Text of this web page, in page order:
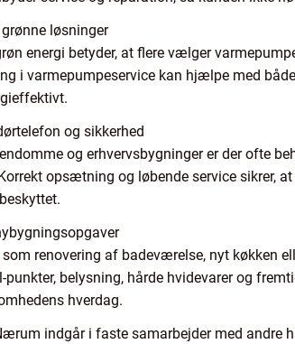
løsninger
energi betyder, at flere vælger
i varmepumpeservice kan hjælpe med
og sikkerhed
og erhvervsbygninger er der ofte
opsætning og løbende service sikrer,
som renovering af badeværelse, nyt køkken
belysning, hårde hvidevarer og
hverdag.
indgår i faste samarbejder med andre